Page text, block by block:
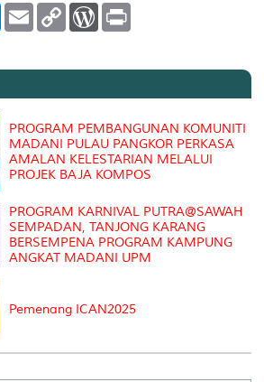
L
e
I
E
m
l
C
L
n
W
P
e
s
t
PROGRAM PEMBANGUNAN KOMUNITI
MADANI PULAU PANGKOR PERKASA
AMALAN KELESTARIAN MELALUI
PROJEK BAJA KOMPOS
PROGRAM KARNIVAL PUTRA@SAWAH
SEMPADAN, TANJONG KARANG
BERSEMPENA PROGRAM KAMPUNG
ANGKAT MADANI UPM
Pemenang ICAN2025